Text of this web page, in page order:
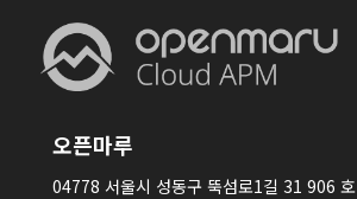
오픈마루
04778 서울시 성동구 뚝섬로1길 31 906 호